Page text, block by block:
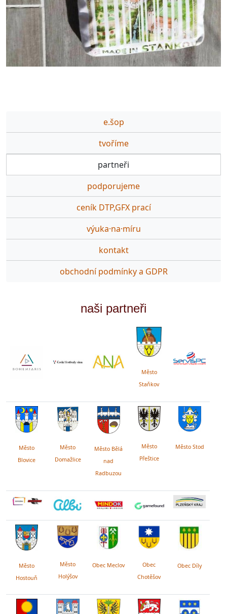
e.šop
tvoříme
partneři
podporujeme
ceník DTP,GFX prací
výuka·na·míru
kontakt
obchodní podmínky a GDPR
naši partneři
Město
Staňkov
Město
Blovice
Město
Domažlice
Město Bělá
nad
Radbuzou
Město
Přeštice
Město Stod
Město
Hostouň
Město
Holýšov
Obec Meclov
Obec
Chotěšov
Obec Díly